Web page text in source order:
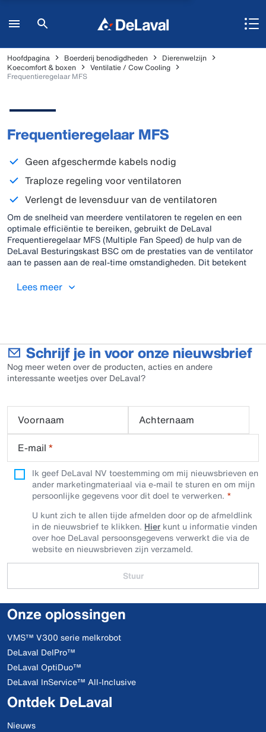
Hoofdpagina Boerderij benodigdheden
Dierenwelzijn
Koecomfort & boxen
Ventilatie / Cow Cooling
Frequentieregelaar MFS
Frequentieregelaar MFS
Geen afgeschermde kabels nodig
Traploze regeling voor ventilatoren
Verlengt de levensduur van de ventilatoren
Om de snelheid van meerdere ventilatoren te regelen en een
optimale efficiëntie te bereiken, gebruikt de DeLaval
Frequentieregelaar MFS (Multiple Fan Speed) de hulp van de
DeLaval Besturingskast BSC om de prestaties van de ventilator
aan te passen aan de real-time omstandigheden. Dit betekent
kan terugbetalen.
Lees meer
Schrijf je in voor onze nieuwsbrief
Nog meer weten over de producten, acties en andere
interessante weetjes over DeLaval?
Voornaam
Achternaam
E-mail *
Ik geef DeLaval NV toestemming om mij nieuwsbrieven en
ander marketingmateriaal via e-mail te sturen en om mijn
persoonlijke gegevens voor dit doel te verwerken.
U kunt zich te allen tijde afmelden door op de afmeldlink
in de nieuwsbrief te klikken. Hier kunt u informatie vinden
over hoe DeLaval persoonsgegevens verwerkt die via de
website en nieuwsbrieven zijn verzameld.
Stuur
Onze oplossingen
VMS™ V300 serie melkrobot
DeLaval DelPro™
DeLaval OptiDuo™
DeLaval InService™ All-Inclusive
Ontdek DeLaval
Nieuws